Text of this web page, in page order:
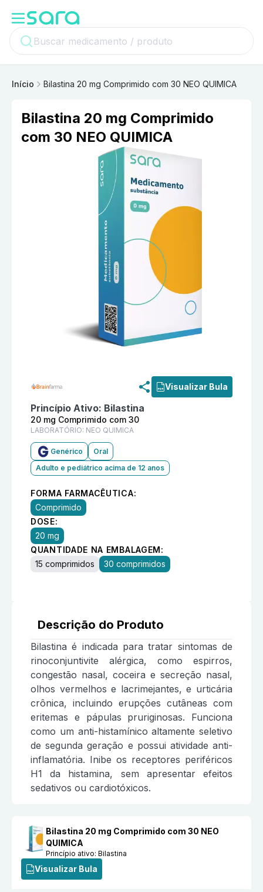
Início Bilastina 20 mg Comprimido com 30 NEO QUIMICA
Bilastina 20 mg Comprimido
com 30 NEO QUIMICA
Visualizar Bula
Princípio Ativo: Bilastina
20 mg Comprimido com 30
LABORATÓRIO: NEO QUIMICA
Genérico
Oral
Adulto e pediátrico acima de 12 anos
FORMA FARMACÊUTICA:
Comprimido
DOSE:
20 mg
QUANTIDADE NA EMBALAGEM:
15 comprimidos
30 comprimidos
Descrição do Produto
Bilastina é indicada para tratar sintomas de
rinoconjuntivite alérgica, como espirros,
congestão nasal, coceira e secreção nasal,
olhos vermelhos e lacrimejantes, e urticária
crônica, incluindo erupções cutâneas com
eritemas e pápulas pruriginosas. Funciona
como um anti-histamínico altamente seletivo
de segunda geração e possui atividade anti-
inflamatória. Inibe os receptores periféricos
H1 da histamina, sem apresentar efeitos
sedativos ou cardiotóxicos.
Bilastina 20 mg Comprimido com 30 NEO
QUIMICA
Princípio ativo: Bilastina
Visualizar Bula